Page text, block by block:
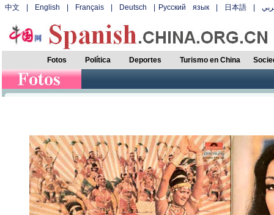
中文 English Français Deutsch Русский язык 日本語
Fotos Política Deportes Turismo en China